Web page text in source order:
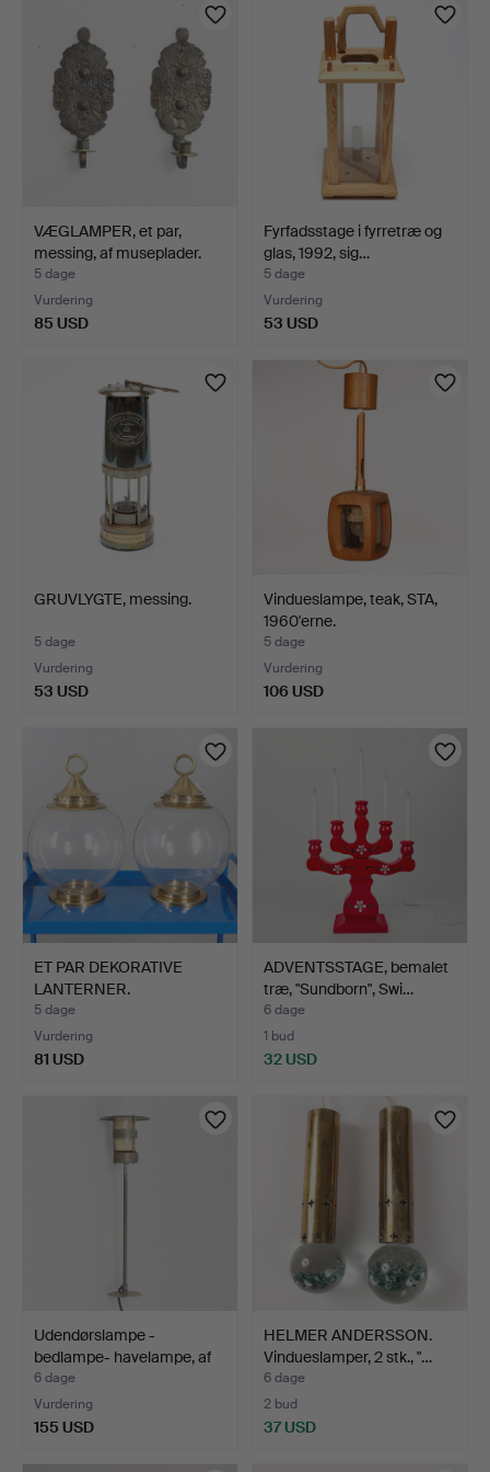
VÆGLAMPER, et par,
messing, af museplader.
5 dage
Vurdering
85 USD
Fyrfadsstage i fyrretræ og
glas, 1992, sig…
5 dage
Vurdering
53 USD
GRUVLYGTE, messing.
5 dage
Vurdering
53 USD
Vindueslampe, teak, STA,
1960'erne.
5 dage
Vurdering
106 USD
ET PAR DEKORATIVE
LANTERNER.
5 dage
Vurdering
81 USD
ADVENTSSTAGE, bemalet
træ, "Sundborn", Swi…
6 dage
1 bud
32 USD
Udendørslampe -
bedlampe- havelampe, af
pa…
6 dage
Vurdering
155 USD
HELMER ANDERSSON.
Vindueslamper, 2 stk., "…
6 dage
2 bud
37 USD